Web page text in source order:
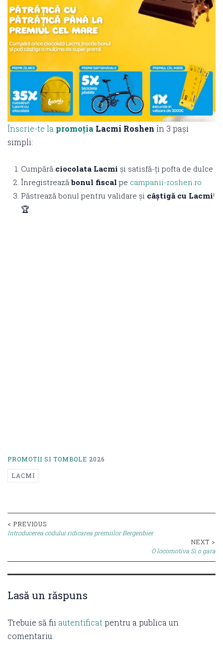
Înscrie-te la promoția Lacmi Roshen în 3 pași
simpli:
Cumpără ciocolata Lacmi și satisfă-ți pofta de dulce
Înregistreazăbonul fiscal pe campanii-roshen.ro
Păstrează bonul pentru validare și câștigă cu Lacmi!
🏆
PROMOTII SI TOMBOLE 2026
LACMI
Post
< PREVIOUS
Introducerea codului ridicarea premiilor Bergenbier
NEXT >
O locomotiva Si o gara
Lasă un răspuns
Trebuie să fii autentificat pentru a publica un
comentariu.